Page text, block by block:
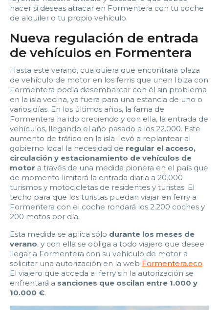
hacer si deseas atracar en Formentera con tu coche
de alquiler o tu propio vehículo.
Nueva regulación de entrada
de vehículos en Formentera
Hasta este verano, cualquiera que encontrara plaza
de vehículo de motor en los ferris que unen Ibiza con
Formentera podía desembarcar con él sin problema
en la isla vecina, ya fuera para una estancia de uno o
varios días. En los últimos años, la fama de
Formentera ha ido creciendo y con ella, la entrada de
vehículos, llegando el año pasado a los 22.000. Este
aumento de tráfico en la isla llevó a replantear al
gobierno local la necesidad de regular el acceso,
circulación y estacionamiento de vehículos de
motor a través de una medida pionera en el país que
de momento limitará la entrada diaria a 20.000
turismos y motocicletas de residentes y turistas. El
techo para que los turistas puedan viajar en ferry a
Formentera con el coche rondará los 2.200 coches y
200 motos por día.
Esta medida se aplica sólo durante los meses de
verano, y con ella se obliga a todo viajero que desee
llegar a Formentera con su vehículo de motor a
solicitar una autorización en la web Formentera.eco.
El viajero que acceda al ferry sin la autorización se
enfrentará a sanciones que oscilan entre 1.000 y
10.000 €.
2:00 2:30 3:00
4:30 5:00
6:00 6:30 7:00 7:30
8:00 8:30 9:00 9:30
10:00 10:30 11:00 11:30
12:00 12:30 13:00 13:30
14:00 14:30 15:00 15:30
16:00 16:30 17:00 17:30
18:00 18:30 19:00 19:30
20:30 21:00
22:00 22:30 23:00 23:30
Edad: